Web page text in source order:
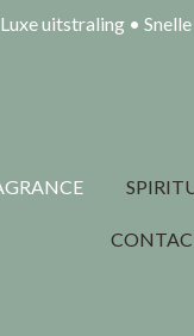
Luxe uitstraling •